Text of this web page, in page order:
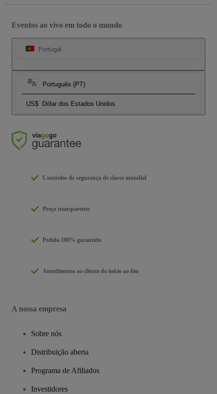
Eventos ao vivo em todo o mundo
Portugal
Português (PT)
US$ Dólar dos Estados Unidos
Controlos de segurança de classe mundial
Preço transparente
Pedido 100% garantido
Atendimento ao cliente do início ao fim
A nossa empresa
Sobre nós
Distribuição aberta
Programa de Afiliados
Investidores